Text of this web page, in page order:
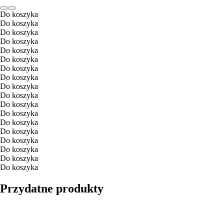
Do koszyka
Do koszyka
Do koszyka
Do koszyka
Do koszyka
Do koszyka
Do koszyka
Do koszyka
Do koszyka
Do koszyka
Do koszyka
Do koszyka
Do koszyka
Do koszyka
Do koszyka
Do koszyka
Do koszyka
Do koszyka
Przydatne produkty